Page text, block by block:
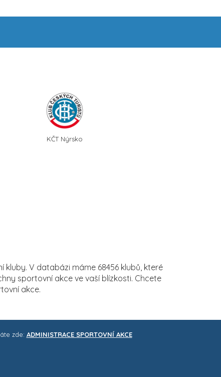
KČT Nýrsko
V databázi máme 68456 klubů, které
sportovní akce ve vaší blízkosti. Chcete
akce.
zde: ADMINISTRACE SPORTOVNÍ AKCE